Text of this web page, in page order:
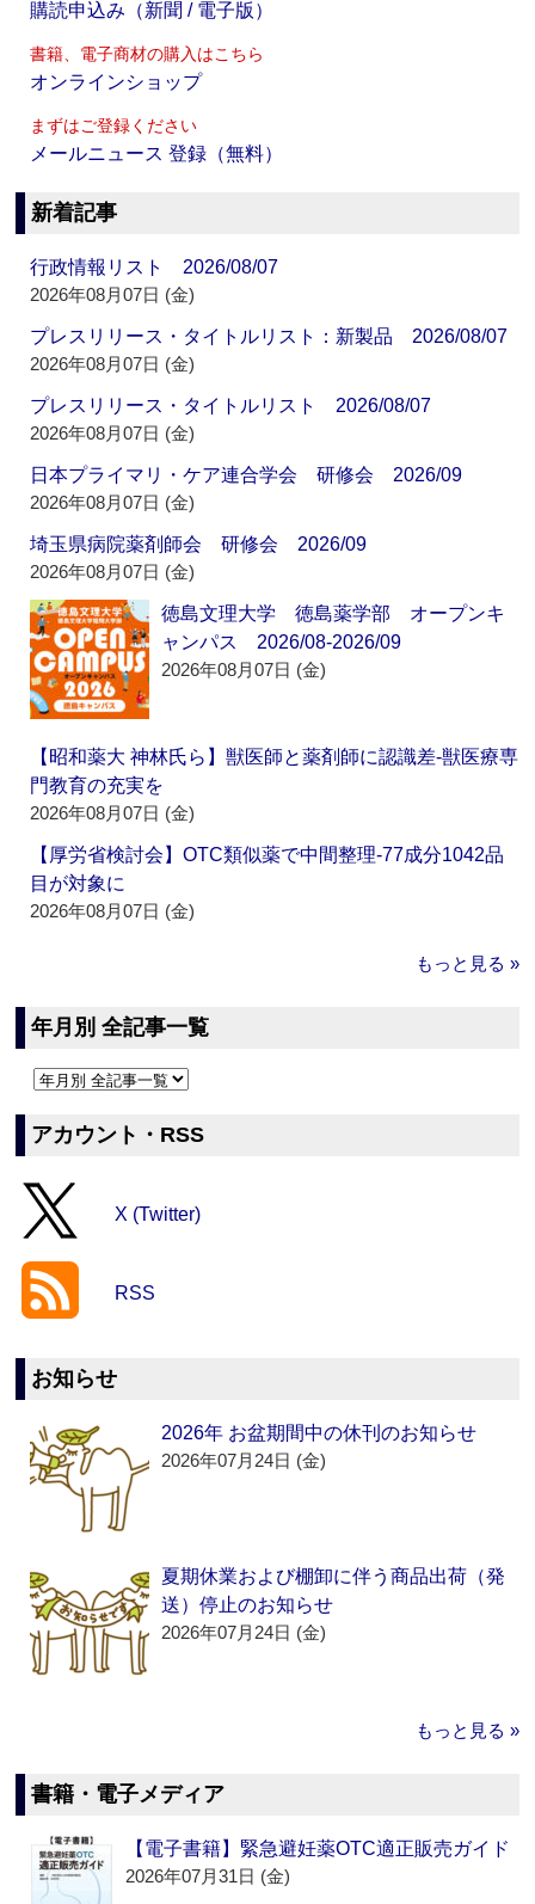
購読申込み（新聞 / 電子版）
書籍、電子商材の購入はこちら
オンラインショップ
まずはご登録ください
メールニュース 登録（無料）
新着記事
行政情報リスト 2026/08/07
2026年08月07日 (金)
プレスリリース・タイトルリスト：新製品 2026/08/07
2026年08月07日 (金)
プレスリリース・タイトルリスト 2026/08/07
2026年08月07日 (金)
日本プライマリ・ケア連合学会 研修会 2026/09
2026年08月07日 (金)
埼玉県病院薬剤師会 研修会 2026/09
2026年08月07日 (金)
徳島文理大学 徳島薬学部 オープンキ
ャンパス 2026/08-2026/09
2026年08月07日 (金)
【昭和薬大 神林氏ら】獣医師と薬剤師に認識差‐獣医療専
門教育の充実を
2026年08月07日 (金)
【厚労省検討会】OTC類似薬で中間整理‐77成分1042品
目が対象に
2026年08月07日 (金)
もっと見る »
年月別 全記事一覧
アカウント・RSS
X (Twitter)
RSS
お知らせ
2026年 お盆期間中の休刊のお知らせ
2026年07月24日 (金)
夏期休業および棚卸に伴う商品出荷（発
送）停止のお知らせ
2026年07月24日 (金)
もっと見る »
書籍・電子メディア
【電子書籍】緊急避妊薬OTC適正販売ガイド
2026年07月31日 (金)